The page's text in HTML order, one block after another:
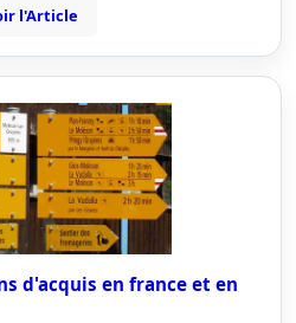
l'Article
d'acquis en france et en